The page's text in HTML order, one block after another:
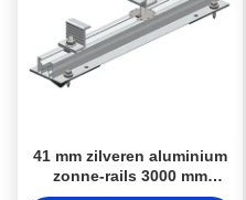
41 mm zilveren aluminium
zonne-rails 3000 mm
zonne-pv-montage rails